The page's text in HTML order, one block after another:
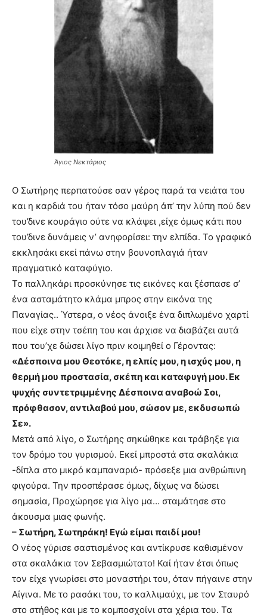
Άγιος Νεκτάριος
Ο Σωτήρης περπατούσε σαν γέρος παρά τα νειάτα του
και η καρδιά του ήταν τόσο μαύρη άπ’ την λύπη πού δεν
του’δινε κουράγιο ούτε να κλάψει ,είχε όμως κάτι που
του’δινε δυνάμεις ν’ ανηφορίσει: την ελπίδα. Το γραφικό
εκκλησάκι εκεί πάνω στην βουνοπλαγιά ήταν
πραγματικό καταφύγιο.
Το παλληκάρι προσκύνησε τις εικόνες και ξέσπασε σ’
ένα ασταμάτητο κλάμα μπρος στην εικόνα της
Παναγίας.. Ύστερα, ο νέος άνοιξε ένα διπλωμένο χαρτί
που είχε στην τσέπη του και άρχισε να διαβάζει αυτά
που του’χε δώσει λίγο πριν κοιμηθεί ο Γέροντας:
«Δέσποινα μου Θεοτόκε, η ελπίς μου, η ισχύς μου, η
θερμή μου προστασία, σκέπη και καταφυγή μου. Εκ
ψυχής συντετριμμένης Δέσποινα αναβοώ Σοι,
πρόφθασον, αντιλαβού μου, σώσον με, εκδυσωπώ
Σε».
Μετά από λίγο, ο Σωτήρης σηκώθηκε και τράβηξε για
τον δρόμο του γυρισμού. Εκεί μπροστά στα σκαλάκια
-δίπλα στο μικρό καμπαναριό- πρόσεξε μια ανθρώπινη
φιγούρα. Την προσπέρασε όμως, δίχως να δώσει
σημασία, Προχώρησε για λίγο μα… σταμάτησε στο
άκουσμα μιας φωνής.
– Σωτήρη, Σωτηράκη! Εγώ είμαι παιδί μου!
Ο νέος γύρισε σαστισμένος και αντίκρυσε καθισμένον
στα σκαλάκια τον Σεβασμιώτατο! Καί ήταν έτσι όπως
τον είχε γνωρίσει στο μοναστήρι του, όταν πήγαινε στην
Αίγινα. Με το ρασάκι του, το καλλιμαύχι, με τον Σταυρό
στο στήθος και με το κομποσχοίνι στα χέρια του. Τα